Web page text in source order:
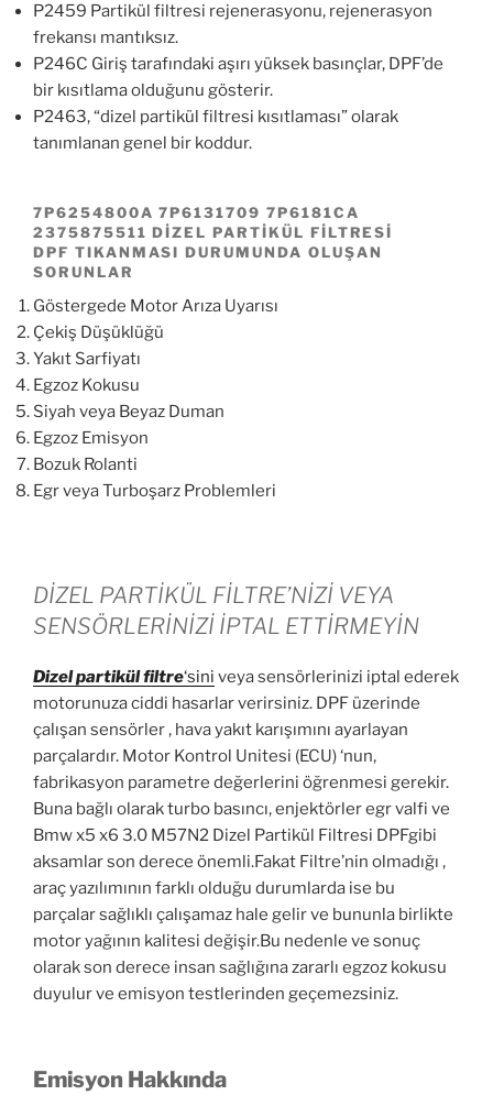
P2459 Partikül filtresi rejenerasyonu, rejenerasyon
frekansı mantıksız.
P246C Giriş tarafındaki aşırı yüksek basınçlar, DPF’de
bir kısıtlama olduğunu gösterir.
P2463, “dizel partikül filtresi kısıtlaması” olarak
tanımlanan genel bir koddur.
7P6254800A 7P6131709 7P6181CA
2375875511 DIZEL PARTIKÜL FILTRESI
DPF TIKANMASI DURUMUNDA OLUŞAN
SORUNLAR
Göstergede Motor Arıza Uyarısı
Çekiş Düşüklüğü
Yakıt Sarfiyatı
Egzoz Kokusu
Siyah veya Beyaz Duman
Egzoz Emisyon
Bozuk Rolanti
Egr veya Turboşarz Problemleri
DİZEL PARTİKÜL FİLTRE’NİZİ VEYA
SENSÖRLERİNİZİ İPTAL ETTİRMEYİN
Dizel partikülfiltre‘sini veya sensörlerinizi iptal ederek
motorunuza ciddi hasarlar verirsiniz. DPF üzerinde
çalışan sensörler , hava yakıt karışımını ayarlayan
parçalardır. Motor Kontrol Unitesi (ECU) ‘nun,
fabrikasyon parametre değerlerini öğrenmesi gerekir.
Buna bağlı olarak turbo basıncı, enjektörler egr valfi ve
Bmw x5 x6 3.0 M57N2 Dizel Partikül Filtresi DPFgibi
aksamlar son derece önemli.Fakat Filtre’nin olmadığı ,
araç yazılımının farklı olduğu durumlarda ise bu
parçalar sağlıklı çalışamaz hale gelir ve bununla birlikte
motor yağının kalitesi değişir.Bu nedenle ve sonuç
olarak son derece insan sağlığına zararlı egzoz kokusu
duyulur ve emisyon testlerinden geçemezsiniz.
Emisyon Hakkında